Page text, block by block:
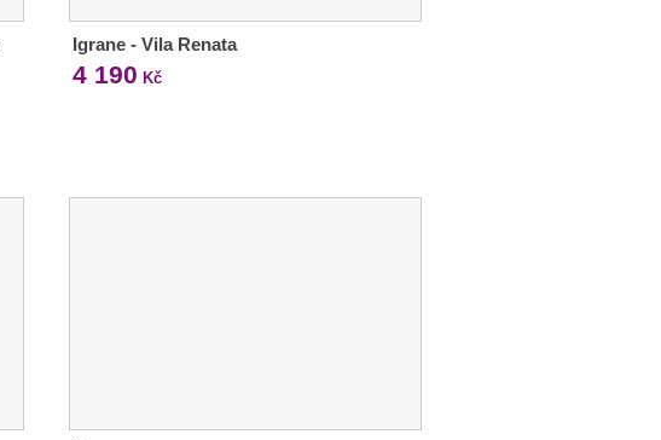
Igrane - Vila Renata
4 190 Kč